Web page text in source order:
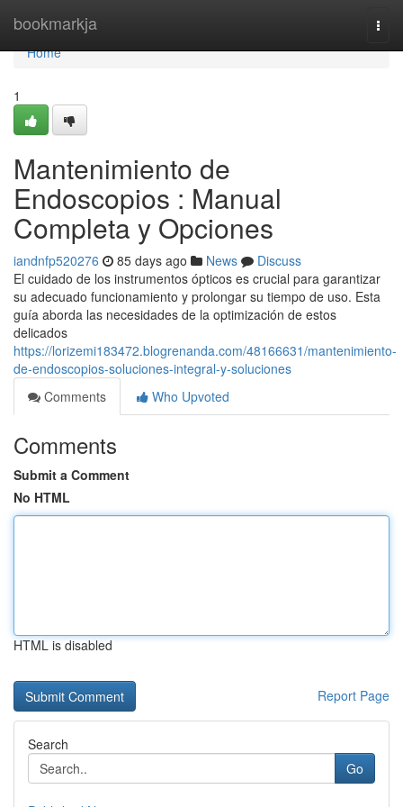
bookmarkja
Home
Home
1
Mantenimiento de
Endoscopios : Manual
Completa y Opciones
iandnfp520276 85 days ago News
Discuss
El cuidado de los instrumentos ópticos es crucial para garantizar
su adecuado funcionamiento y prolongar su tiempo de uso. Esta
guía aborda las necesidades de la optimización de estos
delicados
https://lorizemi183472.blogrenanda.com/48166631/mantenimiento-
de-endoscopios-soluciones-integral-y-soluciones
Comments
Who Upvoted
Comments
Submit a Comment
No HTML
HTML is disabled
Report Page
Search
Go